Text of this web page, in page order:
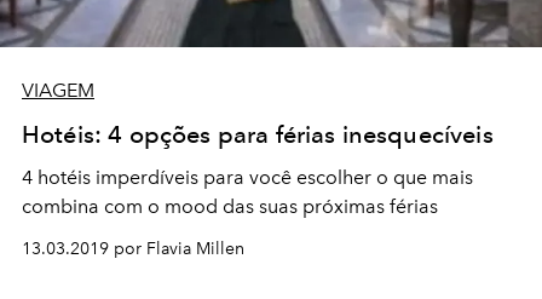
VIAGEM
Hotéis: 4 opções para férias inesquecíveis
4 hotéis imperdíveis para você escolher o que mais
combina com o mood das suas próximas férias
13.03.2019 por Flavia Millen